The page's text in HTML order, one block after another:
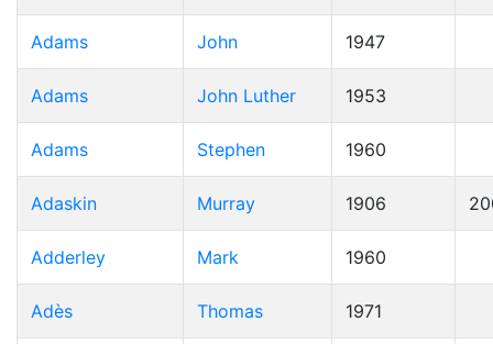
Adams John 1947
Adams John Luther 1953
Adams Stephen 1960
Adaskin Murray 1906
Adderley Mark 1960
Adès Thomas 1971